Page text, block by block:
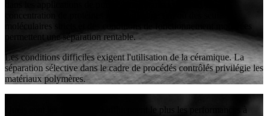
moléculaires stricts et des conditions de fonctionnement modérées
permettent une séparation rentable.
Les conditions difficiles exigent l'utilisation de la céramique. La
séparation sélective dans le cadre de procédés contrôlés privilégie les
matériaux polymères.
Quels sont les facteurs qui influencent le plus les performances à